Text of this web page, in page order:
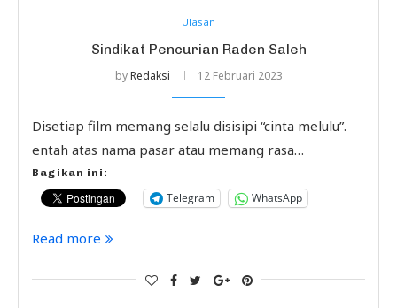
Ulasan
Sindikat Pencurian Raden Saleh
byRedaksi 12 Februari 2023
Disetiap film memang selalu disisipi “cinta melulu”.
entah atas nama pasar atau memang rasa…
Bagikan ini:
Telegram WhatsApp
Read more